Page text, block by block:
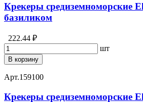
Крекеры средиземноморские
базиликом
222.44 ₽
шт
В корзину
Арт.159100
Крекеры средиземноморские